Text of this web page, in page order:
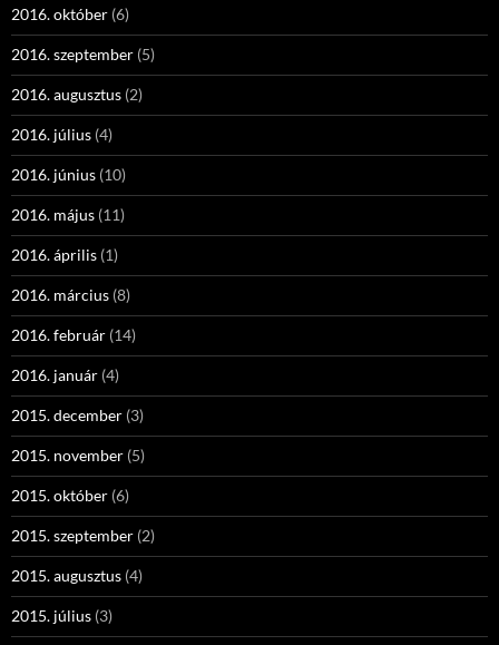
2016. október (6)
2016. szeptember (5)
2016. augusztus (2)
2016. július (4)
2016. június (10)
2016. május (11)
2016. április (1)
2016. március (8)
2016. február (14)
2016. január (4)
2015. december (3)
2015. november (5)
2015. október (6)
2015. szeptember (2)
2015. augusztus (4)
2015. július (3)